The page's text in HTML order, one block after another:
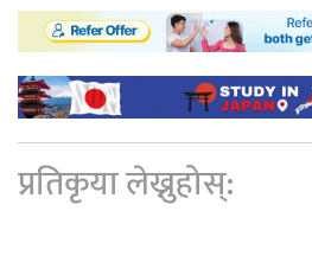
प्रतिकृया लेख्नुहोस्: